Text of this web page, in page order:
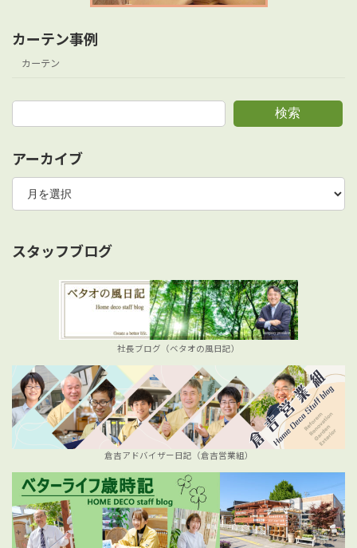
カーテン事例
カーテン
検索
アーカイブ
ア
カ
スタッフブログ
社長ブログ（ベタオの風日記）
倉吉アドバイザー日記（倉吉営業組）